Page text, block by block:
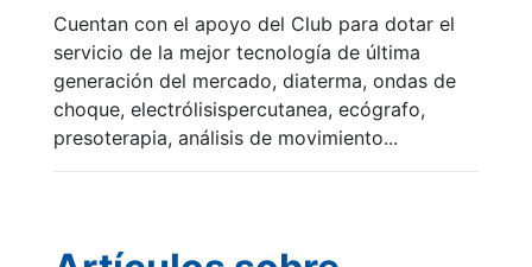
Histórico del
Campeonato
Social
Normativa
Pádel
Cuentan con el apoyo del Club para dotar el
servicio de la mejor tecnología de última
generación del mercado, diaterma, ondas de
choque, electrólisispercutanea, ecógrafo,
presoterapia, análisis de movimiento...